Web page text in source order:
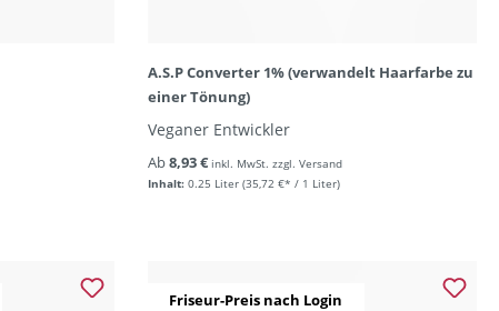
A.S.P Converter 1% (verwandelt Haarfarbe zu
einer Tönung)
Veganer Entwickler
Inhalt: 0.25 Liter (35,72 €* / 1 Liter)
Ab8,93 € inkl. MwSt. zzgl. Versand
Friseur-Preis nach Login